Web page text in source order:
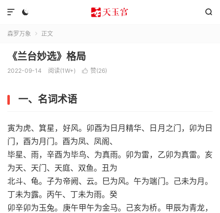
 

森罗万象  正文
《兰台妙选》格局
2022-09-14 阅读(1W+)  赞(26)
一、名词术语
寅为虎、箕星，好风。卯酉为日月精华、日月之门，卯为日
门，酉为月门。酉为凤、凤阁、
毕星、雨，辛酉为毕鸟、为真雨。卯为雷，乙卯为真雷。亥
为天、天门、天庭、双鱼。丑为
北斗、龟。子为帝阙、云。巳为风。午为端门。己未为月。
丁未为露。丙午、丁未为雨。癸
卯辛卯为玉兔。庚午甲午为金马。己亥为桥。甲辰为青龙，